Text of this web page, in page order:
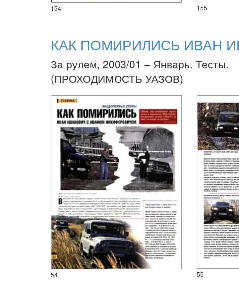
154 155
КАК ПОМИРИЛИСЬ ИВАН
За рулем, 2003/01 – Январь. Тесты.
(ПРОХОДИМОСТЬ УАЗОВ)
54 55